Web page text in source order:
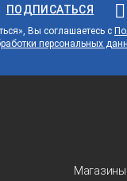
ПОДПИСАТЬСЯ
Вы соглашаетесь с
персональных
Магазины